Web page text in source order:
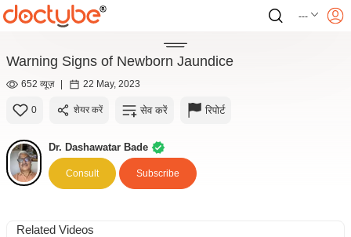
---
Warning Signs of Newborn Jaundice
652 व्यूज़ | 22 May, 2023
0 शेयर करें सेव करें रिपोर्ट
Dr. Dashawatar Bade
Consult Subscribe
Related Videos